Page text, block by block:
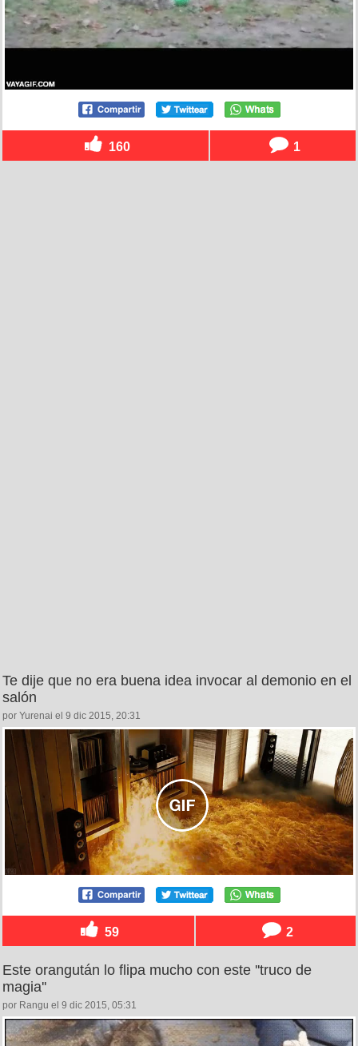
160 1
Te dije que no era buena idea invocar al demonio en el
salón
por Yurenai el 9 dic 2015, 20:31
59 2
Este orangután lo flipa mucho con este ''truco de
magia''
por Rangu el 9 dic 2015, 05:31